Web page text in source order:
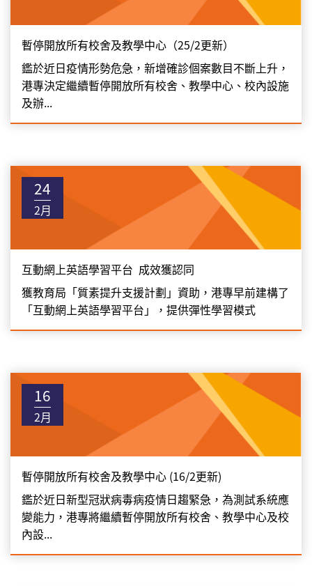
暫停開放所有校舍及教學中心（25/2更新）
鑑於近日疫情形勢危急，新增確診個案數目不斷上升，
港專決定繼續暫停開放所有校舍、教學中心、校內設施
及辦...
24
2月
互動網上英語學習平台 成效獲認同
獲教育局「質素提升支援計劃」資助，港專早前建構了
「互動網上英語學習平台」，提供彈性學習模式
16
2月
暫停開放所有校舍及教學中心 (16/2更新)
鑑於近日新型冠狀病毒病疫情日趨緊急，為測試系統應
變能力，港專將繼續暫停開放所有校舍、教學中心及校
內設...